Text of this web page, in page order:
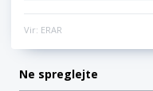
Vir: ERAR
Ne spreglejte